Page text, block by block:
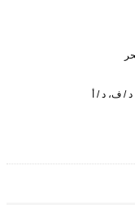
د / ف، د / أ